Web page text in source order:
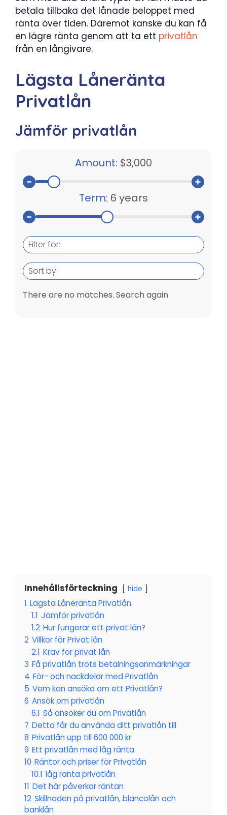
betala tillbaka det lånade beloppet med
ränta över tiden. Däremot kanske du kan få
en lägre ränta genom att ta ett privatlån
från en långivare.
Lägsta Låneränta
Privatlån
Jämför privatlån
Amount: $3,000
Term: 6 years
Filter for:
Sort by:
There are no matches. Search again
Innehållsförteckning hide
1 Lägsta Låneränta Privatlån
1.1 Jämför privatlån
1.2 Hur fungerar ett privat lån?
2 Villkor för Privat lån
2.1 Krav för privat lån
3 Få privatlån trots betalningsanmärkningar
4 För- och nackdelar med Privatlån
5 Vem kan ansöka om ett Privatlån?
6 Ansök om privatlån
6.1 Så ansöker du om Privatlån
7 Detta får du använda ditt privatlån till
8 Privatlån upp till 600 000 kr
9 Ett privatlån med låg ränta
10 Räntor och priser för Privatlån
10.1 låg ränta privatlån
11 Det här påverkar räntan
12 Skillnaden på privatlån, blancolån och
banklån